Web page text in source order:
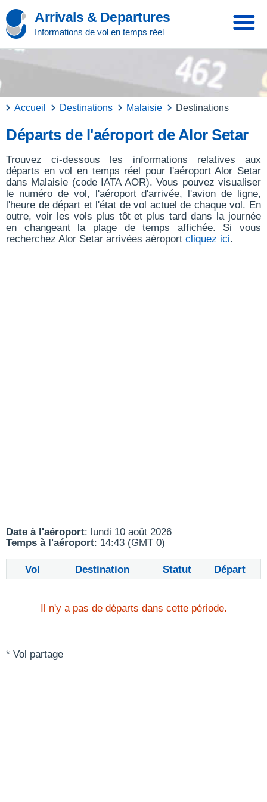
Arrivals & Departures
Informations de vol en temps réel
Accueil Destinations Malaisie Destinations
Départs de l'aéroport de Alor Setar
Trouvez ci-dessous les informations relatives aux
départs en vol en temps réel pour l'aéroport Alor Setar
dans Malaisie (code IATA AOR). Vous pouvez visualiser
le numéro de vol, l'aéroport d'arrivée, l'avion de ligne,
l'heure de départ et l'état de vol actuel de chaque vol. En
outre, voir les vols plus tôt et plus tard dans la journée
en changeant la plage de temps affichée. Si vous
recherchez Alor Setar arrivées aéroport cliquez ici.
Date à l'aéroport: lundi 10 août 2026
Temps à l'aéroport: 14:43 (GMT 0)
Vol Destination Statut Départ
Il n'y a pas de départs dans cette période.
* Vol partage